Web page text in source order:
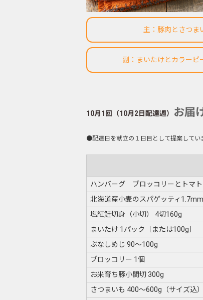
主：豚肉とさつま
副：まいたけとカラーピ
10月1回（10月2日配達週） お届
●配達日を献立の１日目として提案してい
ハンバーグ ブロッコリーとトマ
北海道産小麦のスパゲッティ
塩紅鮭切身（小切） 4切160g
まいたけ 1パック［または100g］
ぶなしめじ 90〜100g
ブロッコリー 1個
お米育ち豚小間切 300g
さつまいも 400〜600g（サイズ込）